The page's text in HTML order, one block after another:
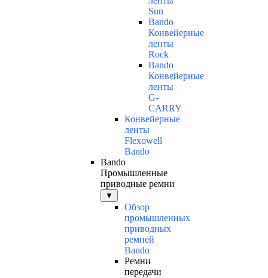
Sun
Bando
Конвейерные
ленты
Rock
Bando
Конвейерные
ленты
G-
CARRY
Конвейерные
ленты
Flexowell
Bando
Bando
Промышленные
приводные ремни
▼
Обзор
промышленных
приводных
ремней
Bando
Ремни
передачи